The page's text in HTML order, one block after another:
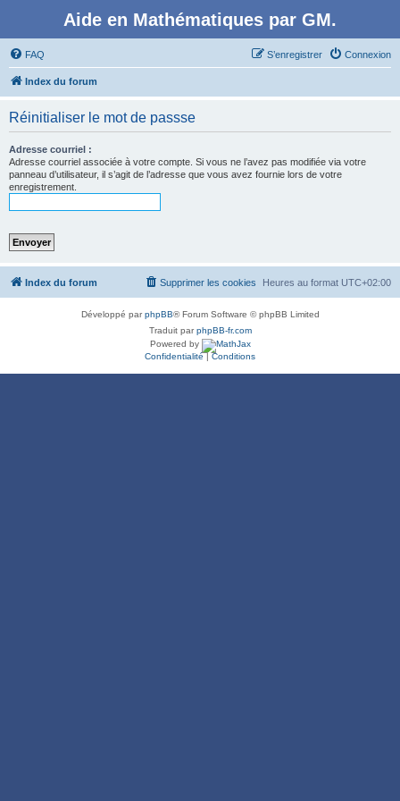
Aide en Mathématiques par GM.
FAQ Connexion
S’enregistrer
Index du forum
Réinitialiser le mot de passse
Adresse courriel :
Adresse courriel associée à votre compte. Si vous ne l’avez pas modifiée via votre
panneau d’utilisateur, il s’agit de l’adresse que vous avez fournie lors de votre
enregistrement.
Index du forum Heures au format UTC+02:00
Supprimer les cookies
Développé parphpBB® Forum Software © phpBB Limited
Traduit parphpBB-fr.com
Powered by
Confidentialité|Conditions